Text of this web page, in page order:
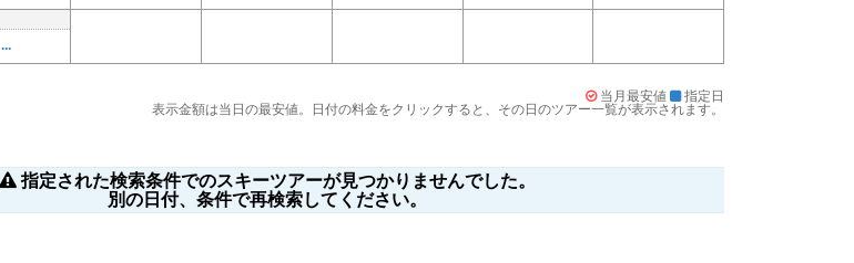
...
当月最安値
指定日
表示金額は当日の最安値。日付の料金をクリックすると、その日のツアー一覧が表示されます。
指定された検索条件でのスキーツアーが見つかりませんでした。
別の日付、条件で再検索してください。